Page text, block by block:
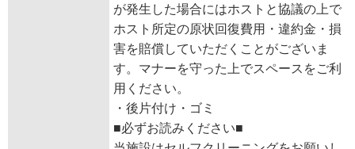
が発生した場合にはホストと協議の上で
ホスト所定の原状回復費用・違約金・損
害を賠償していただくことがございま
す。マナーを守った上でスペースをご利
用ください。
・後片付け・ゴミ
■必ずお読みください■